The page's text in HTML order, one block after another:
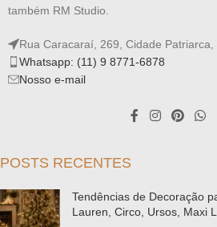
também RM Studio.
Rua Caracaraí, 269, Cidade Patriarca,
Whatsapp: (11) 9 8771-6878
Nosso e-mail
POSTS RECENTES
Tendências de Decoração
Lauren, Circo, Ursos, Maxi